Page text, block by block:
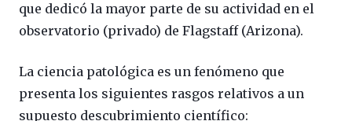
que dedicó la mayor parte de su actividad en el
observatorio (privado) de Flagstaff (Arizona).
La ciencia patológica es un fenómeno que
presenta los siguientes rasgos relativos a un
supuesto descubrimiento científico: